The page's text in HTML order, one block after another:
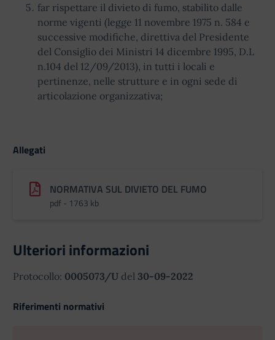
far rispettare il divieto di fumo, stabilito dalle
norme vigenti (legge 11 novembre 1975 n. 584 e
successive modifiche, direttiva del Presidente
del Consiglio dei Ministri 14 dicembre 1995, D.L
n.104 del 12/09/2013), in tutti i locali e
pertinenze, nelle strutture e in ogni sede di
articolazione organizzativa;
Allegati
NORMATIVA SUL DIVIETO DEL FUMO
pdf - 1763 kb
Ulteriori informazioni
Protocollo: 0005073/U del 30-09-2022
Riferimenti normativi